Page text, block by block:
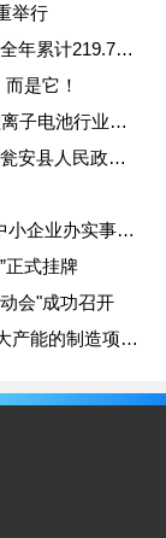
举行
2021年12月动力电池产量共计31.6GWh，全年累计219.7GWh
是它！
磷酸铁锂电池项目不再要求180Wh/kg！锂离子电池行业规范条件(2021年本)发布
总投资70亿元 欣旺达、川恒股份与贵州省瓮安县人民政府签署战略合作协议
10个方面31项具体举措！《为“专精特新”中小企业办实事清单》正式印发
正式挂牌
会"成功召开
工信部：引导锂离子电池企业减少单纯扩大产能的制造项目，锂离子电池行业规范条件（2021 年本）开始征求意见！